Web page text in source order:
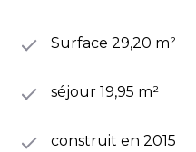
Surface 29,20 m²
séjour 19,95 m²
construit en 2015